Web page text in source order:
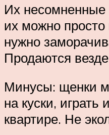
Их
их можно просто
нужно
Продаются
Минусы: щенки
на куски, играть
квартире. Не